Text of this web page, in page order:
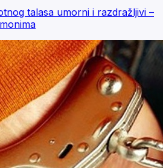
talasa umorni i razdražljivi –